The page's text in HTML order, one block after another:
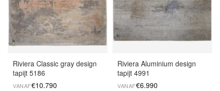
Riviera Classic gray design
tapijt 5186
VANAF€10.790
Riviera Aluminium design
tapijt 4991
VANAF€6.990